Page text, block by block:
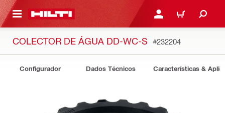
PRINCIPAL ENTRAR OU CADASTRAR
CARRINHO
COLECTOR DE ÁGUA DD-WC-S #232204
Configurador Dados Técnicos Características &